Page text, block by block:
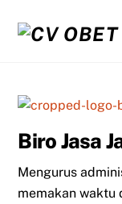
Biro Jasa
Mengurus
memakan waktu